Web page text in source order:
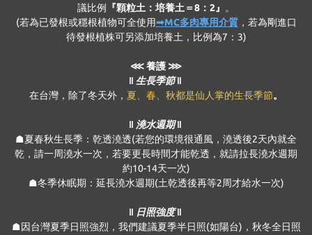
議比例
『顆粒土：培養土＝8：2』
。
(若為已發根或穩根植物可全使用➟MC多肉專用介質，若為剛進口
待發根植株可另添加培養土，比例為7：3)
⋘ 養護 ⋙
‖ 生長季節 ‖
在台灣，除了冬天外， 夏、春、秋都是仙人掌的生長季節。
‖ 澆水週期 ‖
☗夏春秋生長季：乾透澆透(若您的環境很通風，澆透後2天內就全
乾，請一周澆水一次，若要更長時間才能乾透，就請拉長澆水週期
約10-14天一次)
☗冬季休眠期：延長澆水週期(土乾透後再等2周才給水一次)
‖ 日照強度 ‖
☗因台灣夏季日照強烈，我們建議夏季半日照(如陽台)，秋冬全日照